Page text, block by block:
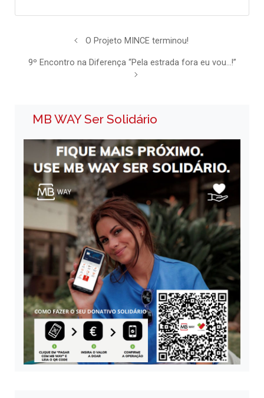
O Projeto MINCE terminou!
9º Encontro na Diferença “Pela estrada fora eu vou…!”
MB WAY Ser Solidário